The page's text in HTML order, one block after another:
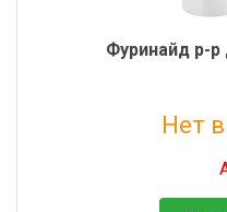
Фуринайд р-
Нет